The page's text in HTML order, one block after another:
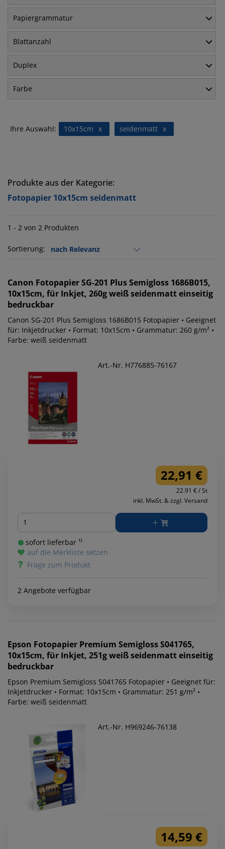
Papiergrammatur
Blattanzahl
Duplex
Farbe
Ihre Auswahl: x
10x15cm x
seidenmatt
Produkte aus der Kategorie:
Fotopapier 10x15cm seidenmatt
1 - 2 von 2 Produkten
Sortierung:
Canon Fotopapier SG-201 Plus Semigloss 1686B015,
10x15cm, für Inkjet, 260g weiß seidenmatt einseitig
bedruckbar
Canon SG-201 Plus Semigloss 1686B015 Fotopapier • Geeignet
für: Inkjetdrucker • Format: 10x15cm • Grammatur: 260 g/m² •
Farbe: weiß seidenmatt
Art.-Nr. H776885-76167
22,91 €
22.91 € / St
inkl. MwSt. & zzgl. Versand
Menge
sofort lieferbar ¹⁾
auf die Merkliste setzen
Frage zum Produkt
2 Angebote verfügbar
Epson Fotopapier Premium Semigloss S041765,
10x15cm, für Inkjet, 251g weiß seidenmatt einseitig
bedruckbar
Epson Premium Semigloss S041765 Fotopapier • Geeignet für:
Inkjetdrucker • Format: 10x15cm • Grammatur: 251 g/m² •
Farbe: weiß seidenmatt
Art.-Nr. H969246-76138
14,59 €